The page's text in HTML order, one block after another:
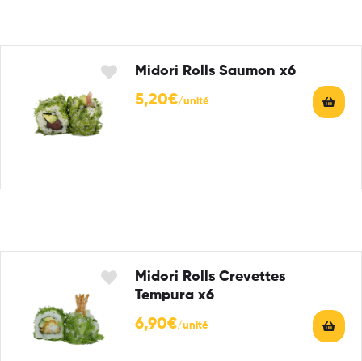
Midori Rolls Saumon x6
5,20€
Midori Rolls Crevettes
Tempura x6
6,90€